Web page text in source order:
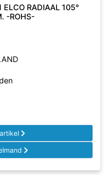
RADIAAL 105°
-ROHS-